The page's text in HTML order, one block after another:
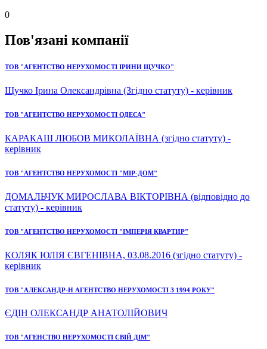
0
Пов'язані компанії
ТОВ "АГЕНТСТВО НЕРУХОМОСТІ ІРИНИ ЩУЧКО"
Щучко Ірина Олександрівна (Згідно статуту) - керівник
ТОВ "АГЕНТСТВО НЕРУХОМОСТІ ОДЕСА"
КАРАКАШ ЛЮБОВ МИКОЛАЇВНА (згідно статуту) -
керівник
ТОВ "АГЕНТСТВО НЕРУХОМОСТІ "МІР-ДОМ"
ДОМАЛЬЧУК МИРОСЛАВА ВІКТОРІВНА (відповідно до
статуту) - керівник
ТОВ "АГЕНТСТВО НЕРУХОМОСТІ "ІМПЕРІЯ КВАРТИР"
КОЛЯК ЮЛІЯ ЄВГЕНІВНА, 03.08.2016 (згідно статуту) -
керівник
ТОВ "АЛЕКСАНДР-Н АГЕНТСТВО НЕРУХОМОСТІ З 1994 РОКУ"
ЄДІН ОЛЕКСАНДР АНАТОЛІЙОВИЧ
ТОВ "АГЕНСТВО НЕРУХОМОСТІ СВІЙ ДІМ"